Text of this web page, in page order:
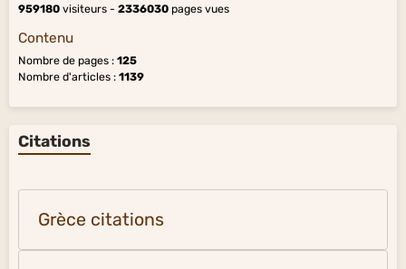
959180 visiteurs - 2336030 pages vues
Contenu
Nombre de pages : 125
Nombre d'articles : 1139
Citations
Grèce citations